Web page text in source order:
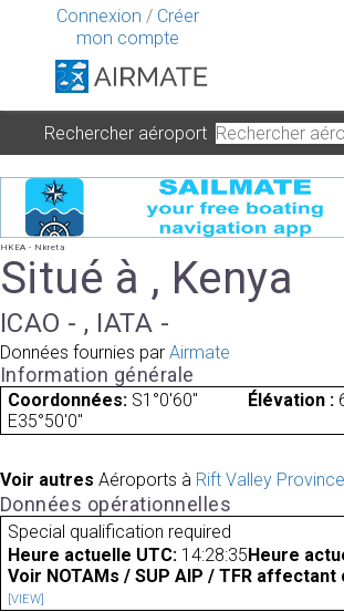
Connexion / Créer
mon compte
Rechercher aéroport
HKEA - Nkreta
Situé à , Kenya
ICAO - , IATA -
Données fournies par Airmate
Information générale
Coordonnées: S1°0'60"
E35°50'0"
Élévation :
Voir autres Aéroports à Rift Valley Province
Données opérationnelles
Special qualification required
Heure actuelle UTC: 14:28:35 Heure
Voir NOTAMs / SUP AIP / TFR
[VIEW]